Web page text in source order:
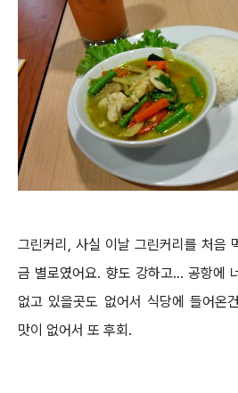
그린커리, 사실 이날 그린커리를 처음
금 별로였어요. 향도 강하고... 공항에
없고 있을곳도 없어서 식당에 들어온
맛이 없어서 또 후회.